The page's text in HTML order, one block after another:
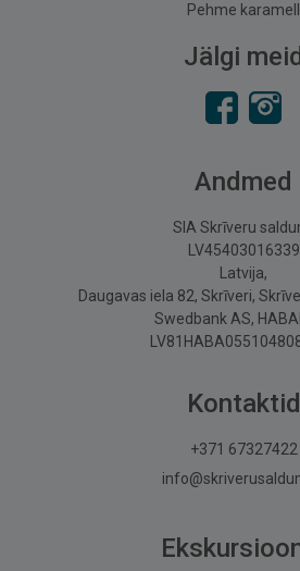
Pehme karamell
Jälgi meid
Andmed
SIA Skrīveru
LV45403016339
Latvija,
Daugavas iela 82, Skrīveri,
Swedbank AS,
Kontaktid
+371 67327422